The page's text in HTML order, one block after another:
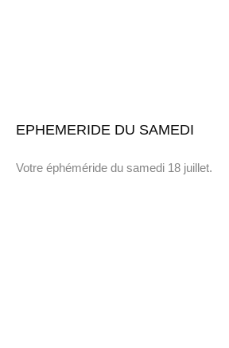
EPHEMERIDE DU SAMEDI
Votre éphéméride du samedi 18 juillet.